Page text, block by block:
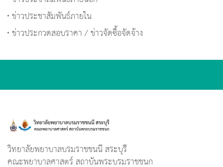
ข่าวประชาสัมพันธ์ภายใน
ข่าวประกวดสอบราคา / ข่าวจัดซื้อจัดจ้าง
วิทยาลัยพยาบาลบรมราชชนนี สระบุรี
คณะพยาบาลศาสตร์ สถาบันพระบรมราชชนก